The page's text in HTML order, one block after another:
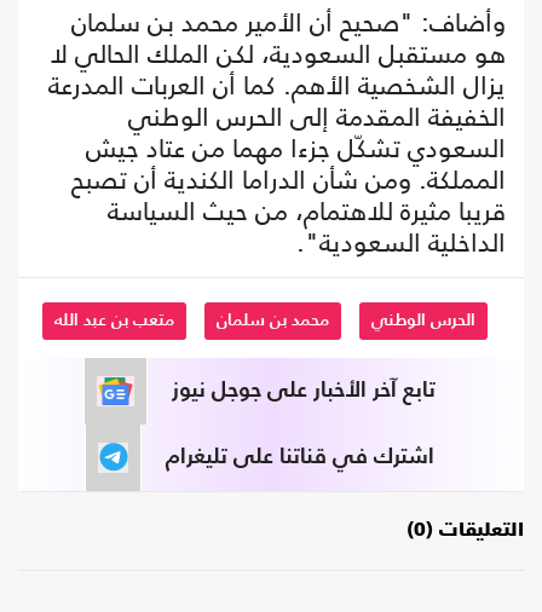
وأضاف: "صحيح أن الأمير محمد بن سلمان
هو مستقبل السعودية، لكن الملك الحالي لا
يزال الشخصية الأهم. كما أن العربات المدرعة
الخفيفة المقدمة إلى الحرس الوطني
السعودي تشكّل جزءا مهما من عتاد جيش
المملكة. ومن شأن الدراما الكندية أن تصبح
قريبا مثيرة للاهتمام، من حيث السياسة
الداخلية السعودية".
الحرس الوطني محمد بن سلمان متعب بن عبد الله
تابع آخر الأخبار على جوجل نيوز
اشترك في قناتنا على تليغرام
التعليقات (0)